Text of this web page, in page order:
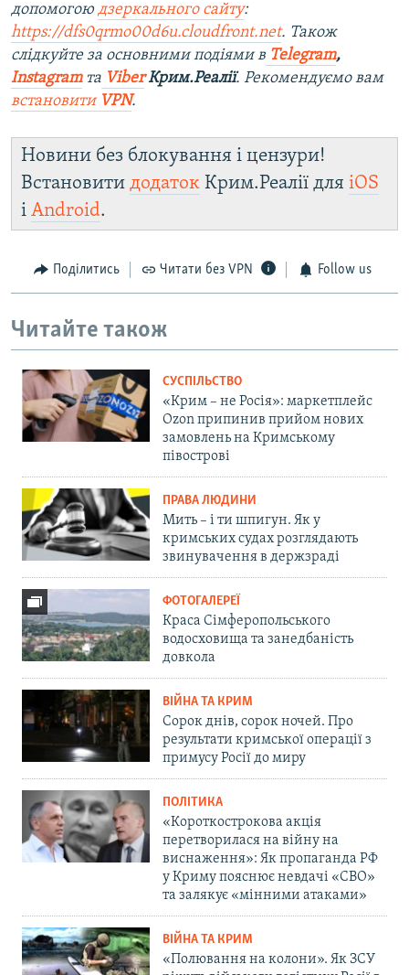
допомогою дзеркального сайту:
https://dfs0qrmo00d6u.cloudfront.net. Також
слідкуйте за основними подіями в Telegram,
Instagram та Viber Крим.Реалії. Рекомендуємо вам
встановити VPN.
Новини без блокування і цензури!
Встановити додаток Крим.Реалії для iOS
і Android.
Поділитись Читати без VPN Follow us
Читайте також
СУСПІЛЬСТВО
«Крим – не Росія»: маркетплейс
Ozon припинив прийом нових
замовлень на Кримському
півострові
ПРАВА ЛЮДИНИ
Мить – і ти шпигун. Як у
кримських судах розглядають
звинувачення в держзраді
ФОТОГАЛЕРЕЇ
Краса Сімферопольського
водосховища та занедбаність
довкола
ВІЙНА ТА КРИМ
Сорок днів, сорок ночей. Про
результати кримської операції з
примусу Росії до миру
ПОЛІТИКА
«Короткострокова акція
перетворилася на війну на
виснаження»: Як пропаганда РФ
у Криму пояснює невдачі «СВО»
та залякує «мінними атаками»
ВІЙНА ТА КРИМ
«Полювання на колони». Як ЗСУ